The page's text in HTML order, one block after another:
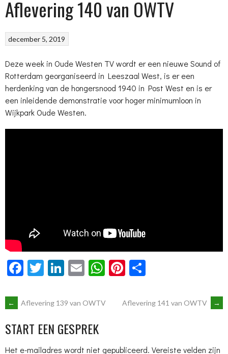
Aflevering 140 van OWTV
december 5, 2019
Deze week in Oude Westen TV wordt er een nieuwe Sound of
Rotterdam georganiseerd in Leeszaal West, is er een
herdenking van de hongersnood 1940 in Post West en is er
een inleidende demonstratie voor hoger minimumloon in
Wijkpark Oude Westen.
Facebook
Twitter
LinkedIn
EmailWhatsApp
Pinterest
BERICHTNAVIGATIE
← Aflevering 139 van OWTV Aflevering 141 van OWTV →
START EEN GESPREK
Het e-mailadres wordt niet gepubliceerd. Vereiste velden zijn